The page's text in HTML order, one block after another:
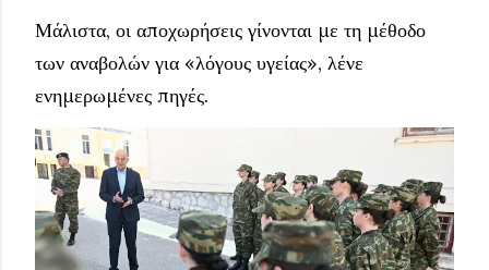
Μάλιστα, οι αποχωρήσεις γίνονται με τη μέθοδο
των αναβολών για «λόγους υγείας», λένε
ενημερωμένες πηγές.